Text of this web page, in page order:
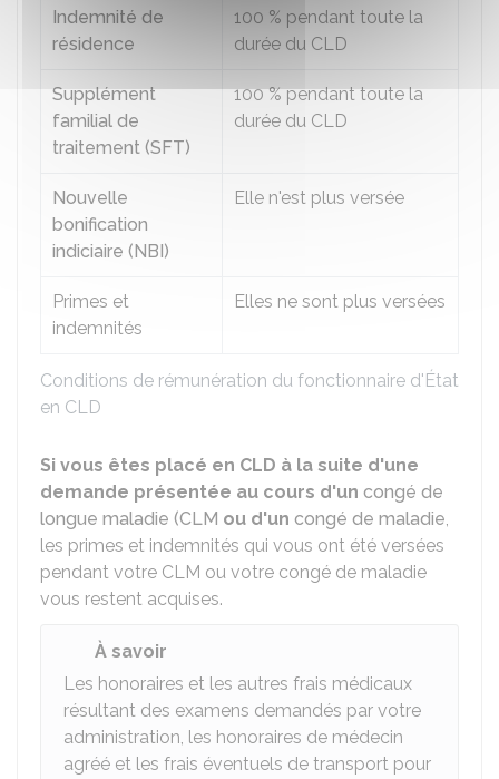
Conditions de rémunération du fonctionnaire d'État
en CLD
Indemnité de
résidence
100 % pendant toute la
durée du CLD
Supplément
familial de
traitement (SFT)
100 %pendant toute la
durée du CLD
Nouvelle
bonification
indiciaire (NBI)
Elle n'est plus versée
Primes et
indemnités
Elles ne sont plus versées
Si vous êtes placé en CLD à la suite d'une
demande présentée au cours d'un congé de
longue maladie (CLM ou d'un congé de maladie,
les primes et indemnités qui vous ont été versées
pendant votre CLM ou votre congé de maladie
vous restent acquises.
À savoir
Les honoraires et les autres frais médicaux
résultant des examens demandés par votre
administration, les honoraires de médecin
agréé et les frais éventuels de transport pour